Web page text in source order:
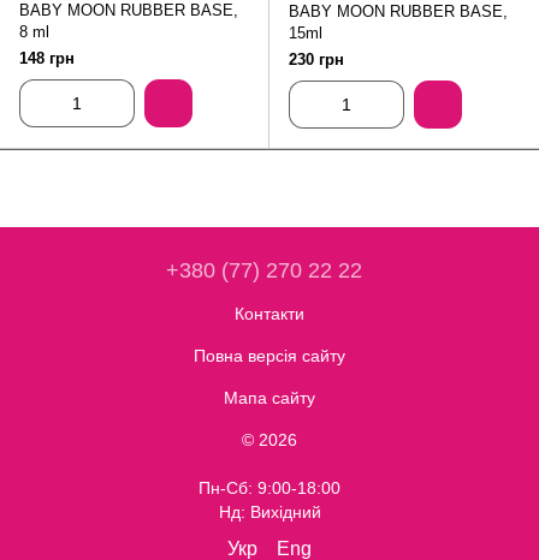
BABY MOON RUBBER BASE,
8 ml
148 грн
BABY MOON RUBBER BASE,
15ml
230 грн
+380 (77) 270 22 22
Контакти
Повна версія сайту
Мапа сайту
© 2026
Пн-Сб: 9:00-18:00
Нд: Вихідний
Укр Eng